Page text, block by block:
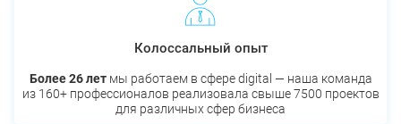
Колоссальный опыт
Более 26 летмы работаем в сфере digital — наша команда
из 160+ профессионалов реализовала свыше 7500 проектов
для различных сфер бизнеса